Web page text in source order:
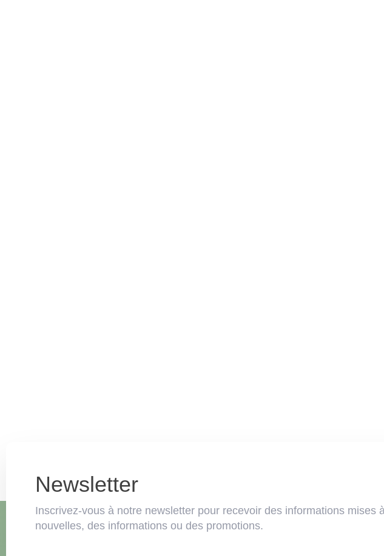
Newsletter
Inscrivez-vous à notre newsletter pour recevoir des informations mises
nouvelles, des informations ou des promotions.